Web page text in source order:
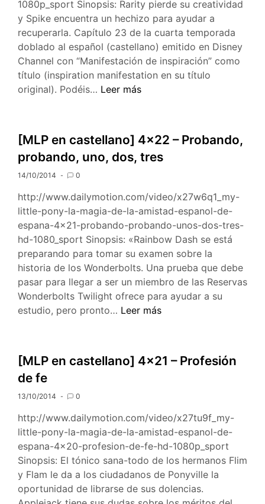
1080p_sport Sinopsis: Rarity pierde su creatividad
y Spike encuentra un hechizo para ayudar a
recuperarla. Capítulo 23 de la cuarta temporada
doblado al español (castellano) emitido en Disney
Channel con “Manifestación de inspiración” como
título (inspiration manifestation en su título
original). Podéis… [MLP
–
Manifestación
Leer más
[MLP en castellano] 4×22 – Probando,
probando, uno, dos, tres
14/10/2014 0
http://www.dailymotion.com/video/x27w6q1_my-
little-pony-la-magia-de-la-amistad-espanol-de-
espana-4×21-probando-probando-unos-dos-tres-
hd-1080_sport Sinopsis: «Rainbow Dash se está
preparando para tomar su examen sobre la
historia de los Wonderbolts. Una prueba que debe
pasar para llegar a ser un miembro de las Reservas
Wonderbolts Twilight ofrece para ayudar a su
estudio, pero pronto… [MLP
–
dos,
tres
Leer más
[MLP en castellano] 4×21 – Profesión
de fe
13/10/2014 0
http://www.dailymotion.com/video/x27tu9f_my-
little-pony-la-magia-de-la-amistad-espanol-de-
espana-4×20-profesion-de-fe-hd-1080p_sport
Sinopsis: El tónico sana-todo de los hermanos Flim
y Flam le da a los ciudadanos de Ponyville la
oportunidad de librarse de sus dolencias.